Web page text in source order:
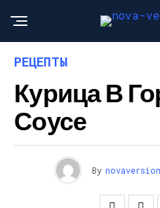
РЕЦЕПТЫ
Курица В
Соусе
By novaversion